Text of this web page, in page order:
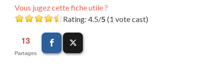
Vous jugez cette fiche utile ?
Rating: 4.5/5 (1 vote cast)
13
Partages